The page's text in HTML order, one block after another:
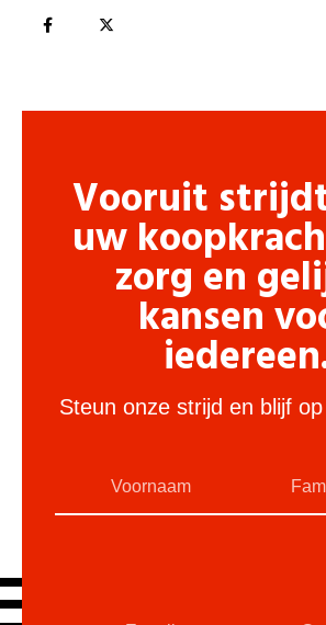
Vooruit
uw
zorg en
kansen
Steun onze strijd en blijf